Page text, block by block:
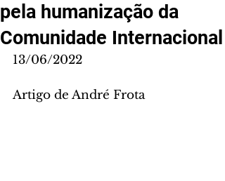
pela humanização da
Comunidade Internacional
13/06/2022
Artigo de André Frota